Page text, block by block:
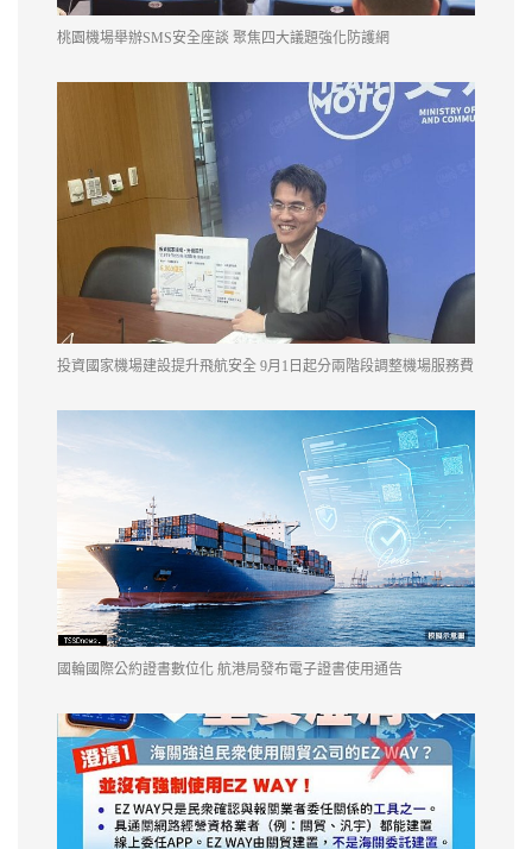
桃園機場舉辦SMS安全座談 聚焦四大議題強化防護網
投資國家機場建設提升飛航安全 9月1日起分兩階段調整機場服務費
國輪國際公約證書數位化 航港局發布電子證書使用通告